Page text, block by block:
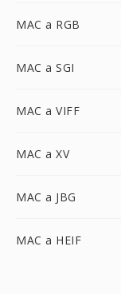
MAC a RGB
MAC a SGI
MAC a VIFF
MAC a XV
MAC a JBG
MAC a HEIF